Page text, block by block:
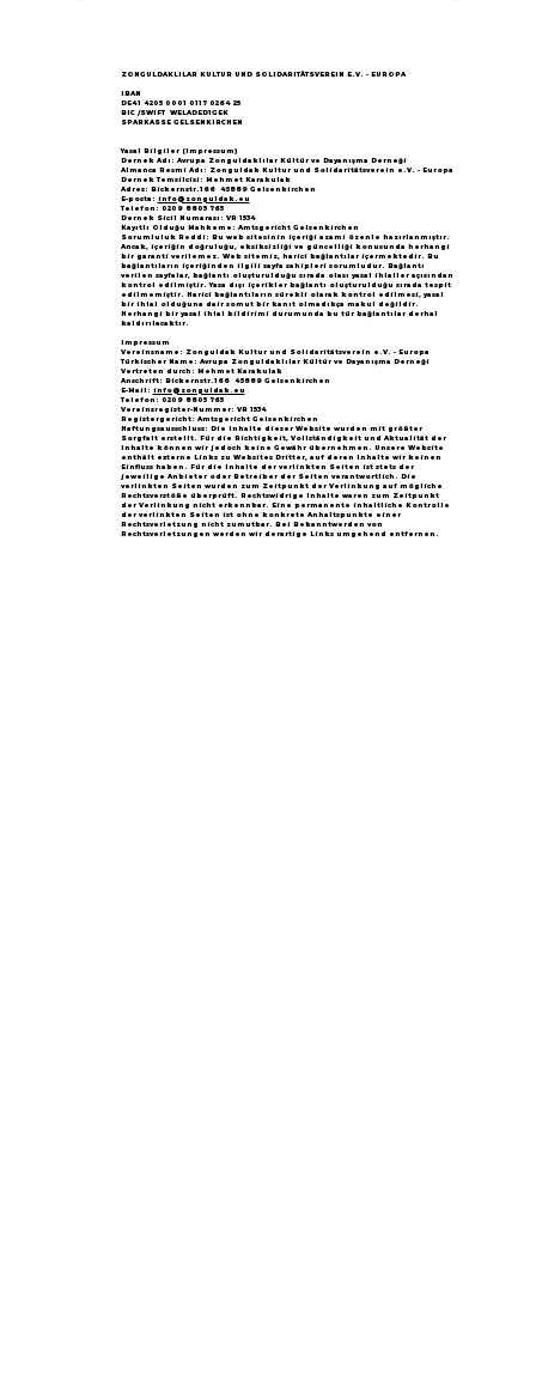
büyük yankı uyandırdı...
ZONGULDAKLILAR KULTUR UND SOLIDARITÄTSVEREIN E.V. - EUROPA
IBAN
DE41 4205 0001 0117 0264 25
BIC /SWIFT WELADED1GEK
SPARKASSE GELSENKIRCHEN
Yasal Bilgiler (Impressum)
Dernek Adı: Avrupa Zonguldaklılar Kültür ve Dayanışma Derneği
Almanca Resmi Adı: Zonguldak Kultur und Solidaritätsverein e.V. - Europa
Dernek Temsilcisi: Mehmet Karakulak
Adres: Bickernstr.166 45889 Gelsenkirchen
E-posta: info@zonguldak.eu
Telefon: 0209 8805 765
Dernek Sicil Numarası: VR 1534
Kayıtlı Olduğu Mahkeme: Amtsgericht Gelsenkirchen
Sorumluluk Reddi: Bu web sitesinin içeriği azami özenle hazırlanmıştır.
Ancak, içeriğin doğruluğu, eksiksizliği ve güncelliği konusunda herhangi
bir garanti verilemez. Web sitemiz, harici bağlantılar içermektedir. Bu
bağlantıların içeriğinden ilgili sayfa sahipleri sorumludur. Bağlantı
verilen sayfalar, bağlantı oluşturulduğu sırada olası yasal ihlaller açısından
kontrol edilmiştir. Yasa dışı içerikler bağlantı oluşturulduğu sırada tespit
edilmemiştir. Harici bağlantıların sürekli olarak kontrol edilmesi, yasal
bir ihlal olduğuna dair somut bir kanıt olmadıkça makul değildir.
Herhangi bir yasal ihlal bildirimi durumunda bu tür bağlantılar derhal
kaldırılacaktır.
Impressum
Vereinsname: Zonguldak Kultur und Solidaritätsverein e.V. - Europa
Türkischer Name: Avrupa Zonguldaklılar Kültür ve Dayanışma Derneği
Vertreten durch: Mehmet Karakulak
Anschrift: Bickernstr.166 45889 Gelsenkirchen
E-Mail: info@zonguldak.eu
Telefon: 0209 8805 765
Vereinsregister-Nummer: VR 1534
Registergericht: Amtsgericht Gelsenkirchen
Haftungsausschluss: Die Inhalte dieser Website wurden mit größter
Sorgfalt erstellt. Für die Richtigkeit, Vollständigkeit und Aktualität der
Inhalte können wir jedoch keine Gewähr übernehmen. Unsere Website
enthält externe Links zu Websites Dritter, auf deren Inhalte wir keinen
Einfluss haben. Für die Inhalte der verlinkten Seiten ist stets der
jeweilige Anbieter oder Betreiber der Seiten verantwortlich. Die
verlinkten Seiten wurden zum Zeitpunkt der Verlinkung auf mögliche
Rechtsverstöße überprüft. Rechtswidrige Inhalte waren zum Zeitpunkt
der Verlinkung nicht erkennbar. Eine permanente inhaltliche Kontrolle
der verlinkten Seiten ist ohne konkrete Anhaltspunkte einer
Rechtsverletzung nicht zumutbar. Bei Bekanntwerden von
Rechtsverletzungen werden wir derartige Links umgehend entfernen.